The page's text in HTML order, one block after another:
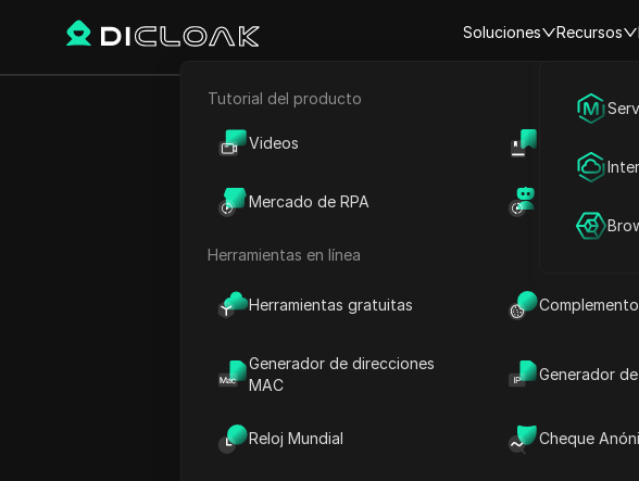
Soluciones
Comercio electrónico
Publicidad
Recursos
Tutorial del producto
Videos
Mercado de RPA
Herramientas en línea
Herramientas gratuitas
Generador de direcciones
MAC
Generador de
Reloj Mundial Cheque
Atrás
Cómo calificar
07 oct 2025 minuto de lectura
¿Qué es un Airdrop y por qué
Los lanzamientos aéreos
son una forma